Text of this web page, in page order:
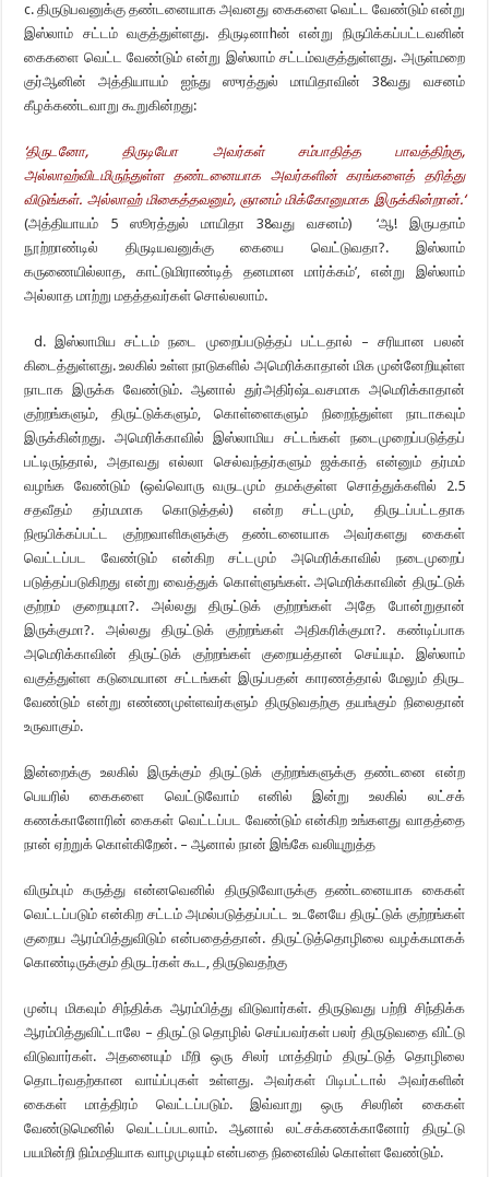
c. திருடுபவனுக்கு தண்டனையாக அவனது கைகளை வெட்ட வேண்டும் என்று
இஸ்லாம் சட்டம் வகுத்துள்ளது. திருடினாhன் என்று நிருபிக்கப்பட்டவனின்
கைகளை வெட்ட வேண்டும் என்று இஸ்லாம் சட்டம்வகுத்துள்ளது. அருள்மறை
குர்ஆனின் அத்தியாயம் ஐந்து ஸுரத்துல் மாயிதாவின் 38வது வசனம்
கீழக்கண்டவாறு கூறுகின்றது:
‘திருடனோ,திருடியோ அவர்கள் சம்பாதித்த பாவத்திற்கு,
அல்லாஹ்விடமிருந்துள்ள தண்டனையாக அவர்களின் கரங்களைத் தரித்து
விடுங்கள். அல்லாஹ் மிகைத்தவனும்,ஞானம் மிக்கோனுமாக இருக்கின்றான்.‘
(அத்தியாயம் 5 ஸூரத்துல் மாயிதா 38வது வசனம்) ‘ஆ! இருபதாம்
நூற்றாண்டில் திருடியவனுக்கு கையை வெட்டுவதா?. இஸ்லாம்
கருணையில்லாத, காட்டுமிராண்டித் தனமான மார்க்கம்’, என்று இஸ்லாம்
அல்லாத மாற்று மதத்தவர்கள் சொல்லலாம்.
d. இஸ்லாமிய சட்டம் நடை முறைப்படுத்தப் பட்டதால் – சரியான பலன்
கிடைத்துள்ளது. உலகில் உள்ள நாடுகளில் அமெரிக்காதான் மிக முன்னேறியுள்ள
நாடாக இருக்க வேண்டும். ஆனால் துர்அதிர்ஷ்டவசமாக அமெரிக்காதான்
குற்றங்களும், திருட்டுக்களும், கொள்ளைகளும் நிறைந்துள்ள நாடாகவும்
இருக்கின்றது. அமெரிக்காவில் இஸ்லாமிய சட்டங்கள் நடைமுறைப்படுத்தப்
பட்டிருந்தால், அதாவது எல்லா செல்வந்தர்களும் ஜக்காத் என்னும் தர்மம்
வழங்க வேண்டும் (ஒவ்வொரு வருடமும் தமக்குள்ள சொத்துக்களில் 2.5
சதவீதம் தர்மமாக கொடுத்தல்) என்ற சட்டமும், திருடப்பட்டதாக
நிரூபிக்கப்பட்ட குற்றவாளிகளுக்கு தண்டனையாக அவர்களது கைகள்
வெட்டப்பட வேண்டும் என்கிற சட்டமும் அமெரிக்காவில் நடைமுறைப்
படுத்தப்படுகிறது என்று வைத்துக் கொள்ளுங்கள். அமெரிக்காவின் திருட்டுக்
குற்றம் குறையுமா?. அல்லது திருட்டுக் குற்றங்கள் அதே போன்றுதான்
இருக்குமா?. அல்லது திருட்டுக் குற்றங்கள் அதிகரிக்குமா?. கண்டிப்பாக
அமெரிக்காவின் திருட்டுக் குற்றங்கள் குறையத்தான் செய்யும். இஸ்லாம்
வகுத்துள்ள கடுமையான சட்டங்கள் இருப்பதன் காரணத்தால் மேலும் திருட
வேண்டும் என்று எண்ணமுள்ளவர்களும் திருடுவதற்கு தயங்கும் நிலைதான்
உருவாகும்.
இன்றைக்கு உலகில் இருக்கும் திருட்டுக் குற்றங்களுக்கு தண்டனை என்ற
பெயரில் கைகளை வெட்டுவோம் எனில் இன்று உலகில் லட்சக்
கணக்கானோரின் கைகள் வெட்டப்பட வேண்டும் என்கிற உங்களது வாதத்தை
நான் ஏற்றுக் கொள்கிறேன். – ஆனால் நான் இங்கே வலியுறுத்த
விரும்பும் கருத்து என்னவெனில் திருடுவோருக்கு தண்டனையாக கைகள்
வெட்டப்படும் என்கிற சட்டம் அமல்படுத்தப்பட்ட உடனேயே திருட்டுக் குற்றங்கள்
குறைய ஆரம்பித்துவிடும் என்பதைத்தான். திருட்டுத்தொழிலை வழக்கமாகக்
கொண்டிருக்கும் திருடர்கள் கூட, திருடுவதற்கு
முன்பு மிகவும் சிந்திக்க ஆரம்பித்து விடுவார்கள். திருடுவது பற்றி சிந்திக்க
ஆரம்பித்துவிட்டாலே – திருட்டு தொழில் செய்பவர்கள் பலர் திருடுவதை விட்டு
விடுவார்கள். அதனையும் மீறி ஒரு சிலர் மாத்திரம் திருட்டுத் தொழிலை
தொடர்வதற்கான வாய்ப்புகள் உள்ளது. அவர்கள் பிடிபட்டால் அவர்களின்
கைகள் மாத்திரம் வெட்டப்படும். இவ்வாறு ஒரு சிலரின் கைகள்
வேண்டுமெனில் வெட்டப்படலாம். ஆனால் லட்சக்கணக்கானோர் திருட்டு
பயமின்றி நிம்மதியாக வாழமுடியும் என்பதை நினைவில் கொள்ள வேண்டும்.